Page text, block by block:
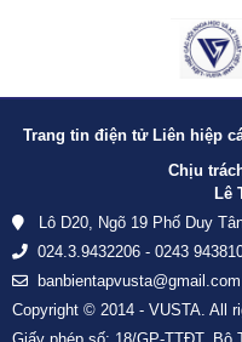
Trang tin điện tử Liên hiệp
Chịu
Lê
Lô D20, Ngõ 19 Phố Duy
024.3.9432206 - 0243
banbientapvusta@gmail.com
Copyright © 2014 - VUSTA. All